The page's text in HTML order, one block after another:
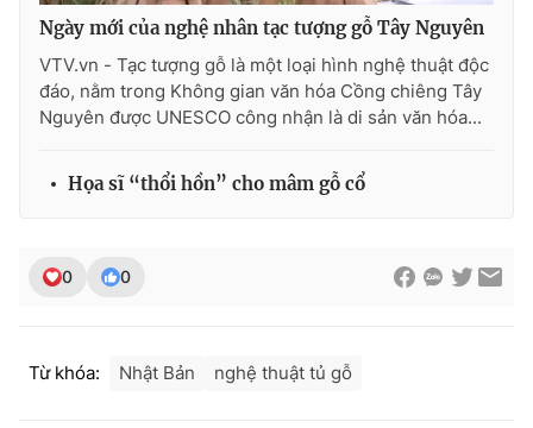
Ngày mới của nghệ nhân tạc tượng gỗ Tây Nguyên
VTV.vn - Tạc tượng gỗ là một loại hình nghệ thuật độc
đáo, nằm trong Không gian văn hóa Cồng chiêng Tây
Nguyên được UNESCO công nhận là di sản văn hóa...
Họa sĩ “thổi hồn” cho mâm gỗ cổ
0 0
Từ khóa: Nhật Bản nghệ thuật tủ gỗ